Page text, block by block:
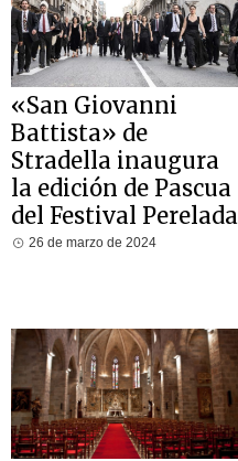
«San Giovanni
Battista» de
Stradella inaugura
la edición de Pascua
del Festival Perelada
26 de marzo de 2024